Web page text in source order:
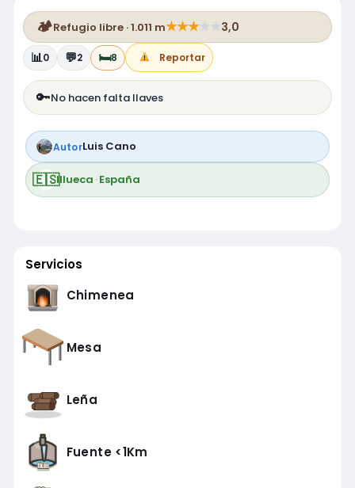
🏕️Refugio libre · 1.011 m★★★★ ★3,0
📊0 💬2 🛏️8 Reportar
🔑No hacen falta llaves
AutorLuis Cano
🇪🇸Illueca ·España
Servicios
Chimenea
Mesa
Leña
Fuente <1Km